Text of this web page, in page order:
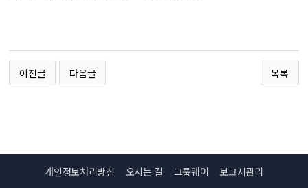
이전글 다음글 목록
개인정보처리방침 오시는 길 그룹웨어 보고서관리